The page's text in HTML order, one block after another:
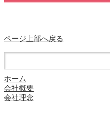
ページ上部へ戻る
ホーム
会社概要
会社理念